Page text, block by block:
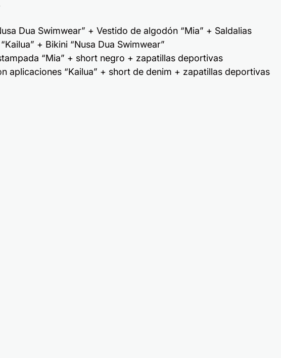
Dua Swimwear” + Vestido de algodón “Mia” + Saldalias
+ Bikini “Nusa Dua Swimwear”
“Mia” + short negro + zapatillas deportivas
aplicaciones “Kailua” + short de denim + zapatillas deportivas